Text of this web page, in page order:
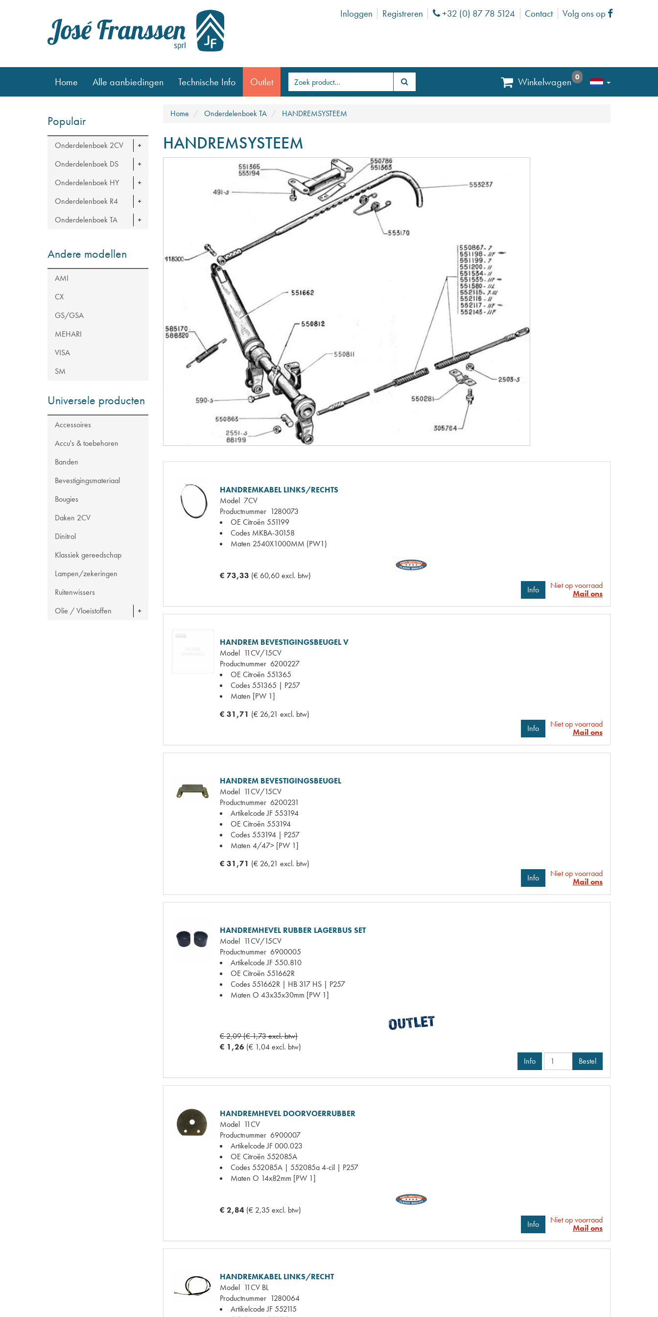
Inloggen Registreren Phone
+32 (0) 87 78 5124 Contact Volg ons op Facebook
Home Alle aanbiedingen Technische Info Outlet Winkelwagen 0
Populair
Onderdelenboek 2CV
Onderdelenboek DS
Onderdelenboek HY
Onderdelenboek R4
Onderdelenboek TA
Andere modellen
AMI
CX
GS/GSA
MEHARI
VISA
SM
Universele producten
Accessoires
Accu's & toebehoren
Banden
Bevestigingsmateriaal
Bougies
Daken 2CV
Dinitrol
Klassiek gereedschap
Lampen/zekeringen
Ruitenwissers
Olie / Vloeistoffen
Home Onderdelenboek TA HANDREMSYSTEEM
HANDREMSYSTEEM
HANDREMKABEL LINKS/RECHTS
Model 7CV
Productnummer 1280073
OE Citroën 551199
Codes MKBA-30158
Maten 2540X1000MM (PW1)
€ 73,33 (€ 60,60 excl. btw)
Info
Niet op voorraad
Mail ons
HANDREM BEVESTIGINGSBEUGEL V
Model 11CV/15CV
Productnummer 6200227
OE Citroën 551365
Codes551365 | P257
Maten [PW 1]
€ 31,71 (€ 26,21 excl. btw)
Info
Niet op voorraad
Mail ons
HANDREM BEVESTIGINGSBEUGEL
Model 11CV/15CV
Productnummer 6200231
Artikelcode JF553194
OE Citroën 553194
Codes553194 | P257
Maten 4/47> [PW 1]
€ 31,71 (€ 26,21 excl. btw)
Info
Niet op voorraad
Mail ons
HANDREMHEVEL RUBBER LAGERBUS SET
Model 11CV/15CV
Productnummer 6900005
Artikelcode JF550.810
OE Citroën 551662R
Codes551662R | HB 317 HS | P257
Maten O 43x35x30mm [PW 1]
€ 2,09 (€ 1,73 excl. btw)
€ 1,26 (€ 1,04 excl. btw)
Info
Bestel
HANDREMHEVEL DOORVOERRUBBER
Model 11CV
Productnummer 6900007
Artikelcode JF000.023
OE Citroën 552085A
Codes552085A | 552085a 4-cil | P257
Maten O 14x82mm [PW 1]
€ 2,84 (€ 2,35 excl. btw)
Info
Niet op voorraad
Mail ons
HANDREMKABEL LINKS/RECHT
Model 11CV BL
Productnummer 1280064
Artikelcode JF552115